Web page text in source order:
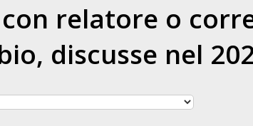
relatore o
, discusse nel